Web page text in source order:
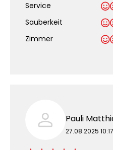
Service
Sauberkeit
Zimmer
Pauli
27.08.2025 10:17